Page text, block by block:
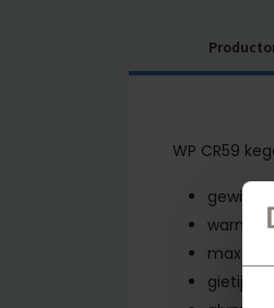
WP CR59
warme
max.